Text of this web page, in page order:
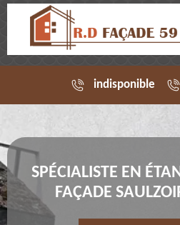
indisponible
SPÉCIALISTE EN
FAÇADE